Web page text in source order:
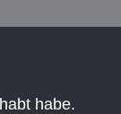
habe.